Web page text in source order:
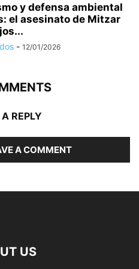
y defensa ambiental
el asesinato de Mitzar
- 12/01/2026
REPLY
A COMMENT
US